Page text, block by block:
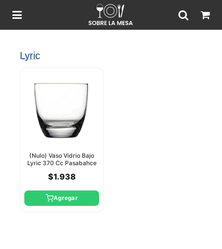
Lyric
(Nulo) Vaso Vidrio Bajo
Lyric 370 Cc Pasabahce
$1.938
Agregar